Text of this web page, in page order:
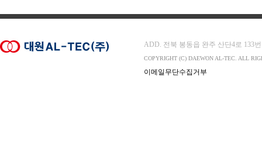
ADD. 전북 봉동읍 완주 산단4로 133번
COPYRIGHT (C) DAEWON AL-TEC. ALL
이메일무단수집거부